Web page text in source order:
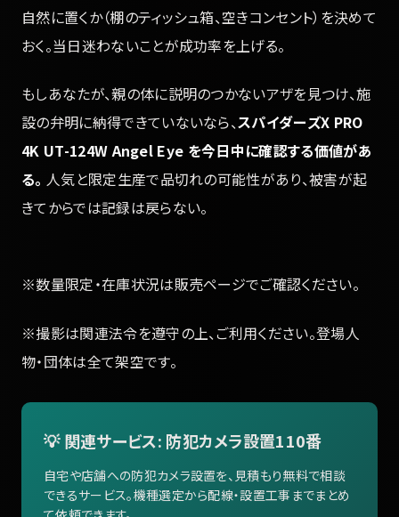
自然に置くか（棚のティッシュ箱、空きコンセント）を決めて
おく。当日迷わないことが成功率を上げる。
もしあなたが、親の体に説明のつかないアザを見つけ、施
設の弁明に納得できていないなら、スパイダーズX PRO
4K UT-124W Angel Eye を今日中に確認する価値があ
る。 人気と限定生産で品切れの可能性があり、被害が起
きてからでは記録は戻らない。
※数量限定・在庫状況は販売ページでご確認ください。
※撮影は関連法令を遵守の上、ご利用ください。登場人
物・団体は全て架空です。
💡 関連サービス: 防犯カメラ設置110番
自宅や店舗への防犯カメラ設置を、見積もり無料で相談
できるサービス。機種選定から配線・設置工事までまとめ